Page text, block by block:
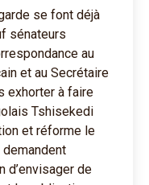
se font déjà
sénateurs
au
et au Secrétaire
exhorter à faire
Tshisekedi
et réforme le
d’envisager de